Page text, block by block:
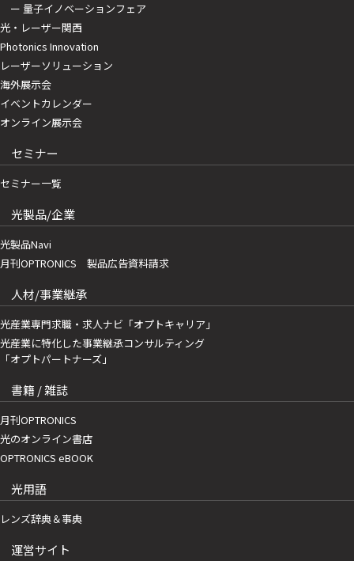
ー 量子イノベーションフェア
光・レーザー関西
Photonics Innovation
レーザーソリューション
海外展示会
イベントカレンダー
オンライン展示会
セミナー
セミナー一覧
光製品/企業
光製品Navi
月刊OPTRONICS 製品広告資料請求
人材/事業継承
光産業専門求職・求人ナビ「オプトキャリア」
光産業に特化した事業継承コンサルティング
「オプトパートナーズ」
書籍 / 雑誌
月刊OPTRONICS
光のオンライン書店
OPTRONICS eBOOK
光用語
レンズ辞典＆事典
運営サイト